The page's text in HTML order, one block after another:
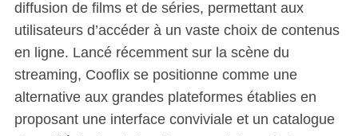
diffusion de films et de séries, permettant aux
utilisateurs d’accéder à un vaste choix de contenus
en ligne. Lancé récemment sur la scène du
streaming, Cooflix se positionne comme une
alternative aux grandes plateformes établies en
proposant une interface conviviale et un catalogue